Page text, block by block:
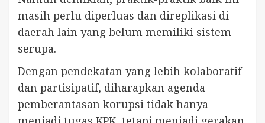
masih perlu diperluas dan direplikasi di
daerah lain yang belum memiliki sistem
serupa.
Dengan pendekatan yang lebih kolaboratif
dan partisipatif, diharapkan agenda
pemberantasan korupsi tidak hanya